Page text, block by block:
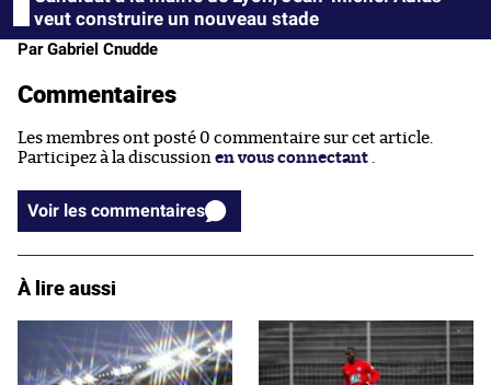
veut construire un nouveau stade
Par Gabriel Cnudde
Commentaires
Les membres ont posté 0 commentaire sur cet article.
Participez à la discussion en vous connectant
Voir les commentaires
À lire aussi